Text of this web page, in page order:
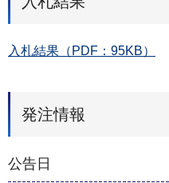
入札結果（PDF：95KB）
発注情報
公告日